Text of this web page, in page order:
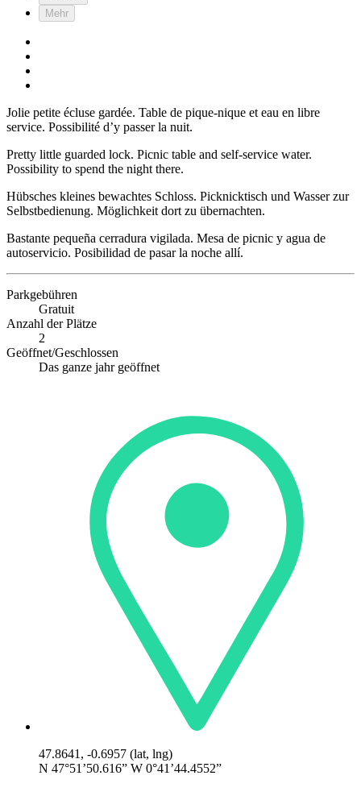
Mehr
Jolie petite écluse gardée. Table de pique-nique et eau en libre
service. Possibilité d’y passer la nuit.
Pretty little guarded lock. Picnic table and self-service water.
Possibility to spend the night there.
Hübsches kleines bewachtes Schloss. Picknicktisch und Wasser zur
Selbstbedienung. Möglichkeit dort zu übernachten.
Bastante pequeña cerradura vigilada. Mesa de picnic y agua de
autoservicio. Posibilidad de pasar la noche allí.
Parkgebühren
Gratuit
Anzahl der Plätze
2
Geöffnet/Geschlossen
Das ganze jahr geöffnet
47.8641, -0.6957 (lat, lng)
N 47°51’50.616” W 0°41’44.4552”